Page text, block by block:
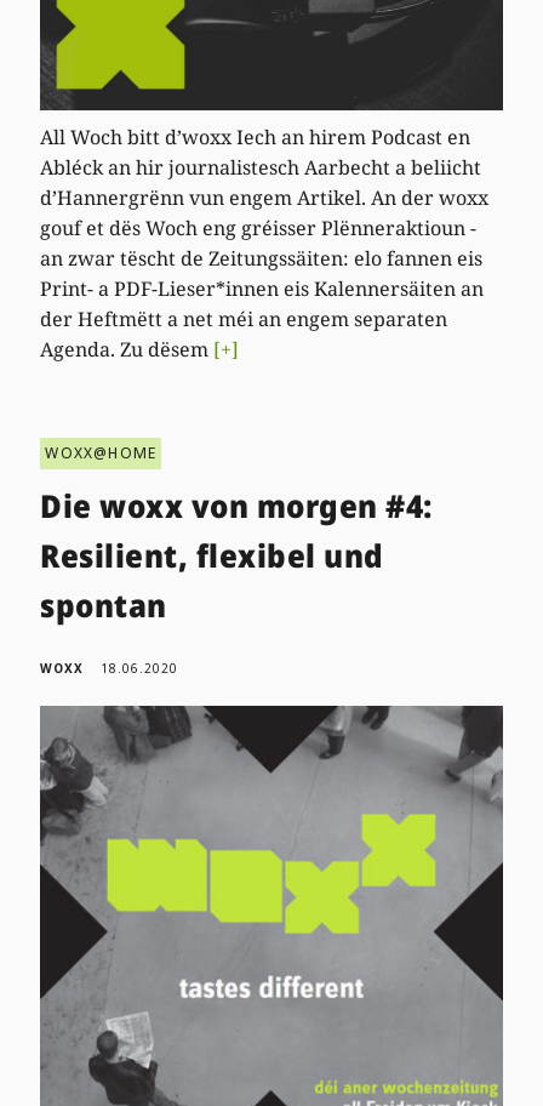
All Woch bitt d’woxx Iech an hirem Podcast en
Abléck an hir journalistesch Aarbecht a beliicht
d’Hannergrënn vun engem Artikel. An der woxx
gouf et dës Woch eng gréisser Plënneraktioun -
an zwar tëscht de Zeitungssäiten: elo fannen eis
Print- a PDF-Lieser*innen eis Kalennersäiten an
der Heftmëtt a net méi an engem separaten
Agenda. Zu dësem [+]
WOXX@HOME
Die woxx von morgen #4:
Resilient, flexibel und
spontan
WOXX 18.06.2020